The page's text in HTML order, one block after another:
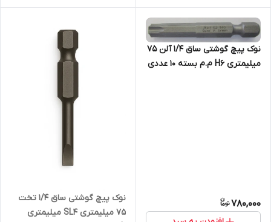
نوک پیچ گوشتی ساق 1/4 آلن 75
میلیمتری H6 م.م بسته 10 عددی
780,000
نوک پیچ گوشتی ساق 1/4 تخت
75 میلیمتری SL4 میلیمتری